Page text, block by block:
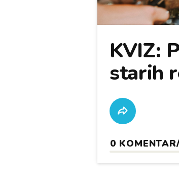
KVIZ:
starih
0